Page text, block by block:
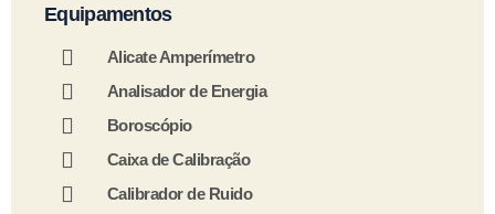
Equipamentos
Alicate Amperímetro
Analisador de Energia
Boroscópio
Caixa de Calibração
Calibrador de Ruido